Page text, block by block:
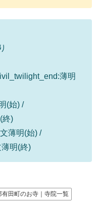
薄明
(始) /
終)
薄明(始) /
明(終)
有田町のお寺｜寺院一覧